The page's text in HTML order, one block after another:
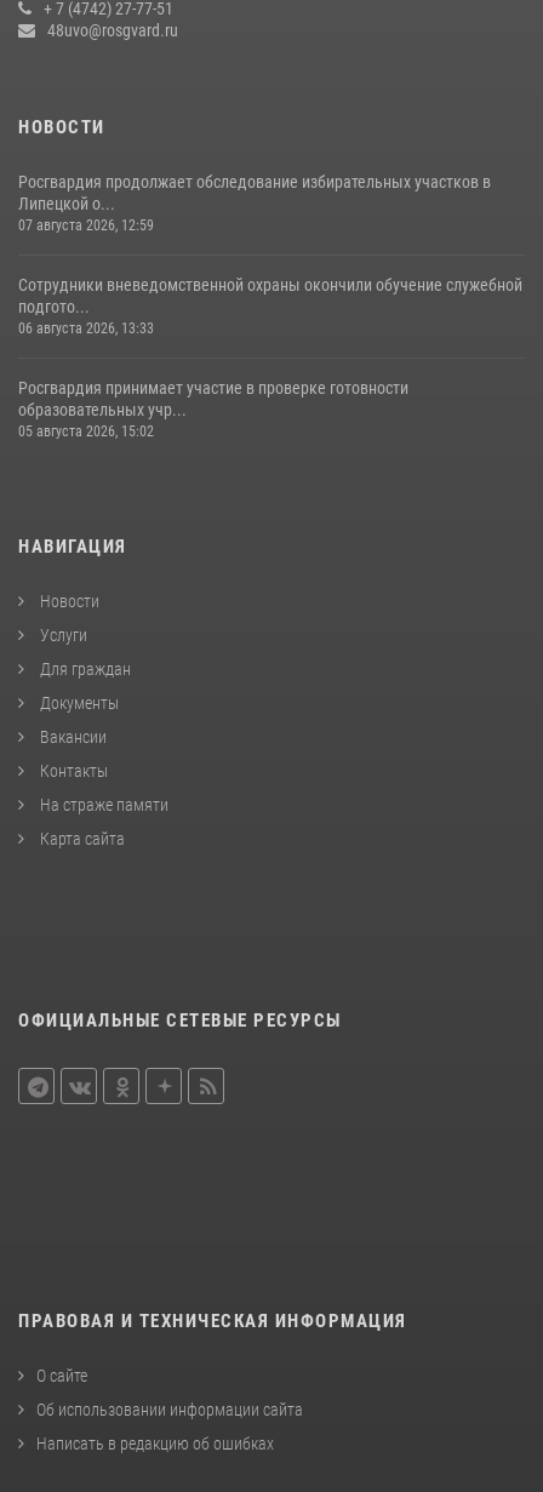
+ 7 (4742) 27-77-51
48uvo@rosgvard.ru
НОВОСТИ
Росгвардия продолжает обследование избирательных участков в
Липецкой о...
07 августа 2026, 12:59
Сотрудники вневедомственной охраны окончили обучение служебной
подгото...
06 августа 2026, 13:33
Росгвардия принимает участие в проверке готовности
образовательных учр...
05 августа 2026, 15:02
НАВИГАЦИЯ
Новости
Услуги
Для граждан
Документы
Вакансии
Контакты
На страже памяти
Карта сайта
ОФИЦИАЛЬНЫЕ СЕТЕВЫЕ РЕСУРСЫ
ПРАВОВАЯ И ТЕХНИЧЕСКАЯ ИНФОРМАЦИЯ
О сайте
Об использовании информации сайта
Написать в редакцию об ошибках